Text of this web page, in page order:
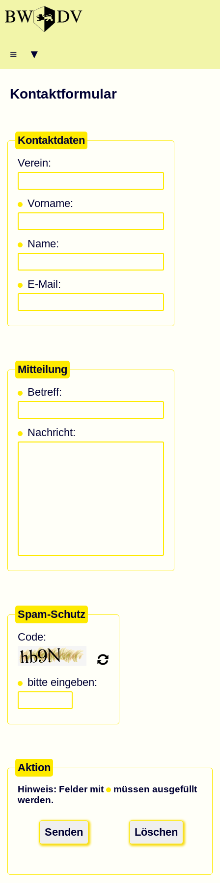
≡ ▾
Kontaktformular
Kontaktdaten
Verein:
Vorname:
Name:
E-Mail:
Mitteilung
Betreff:
Nachricht:
Spam-Schutz
Code:
bitte eingeben:
Aktion
Hinweis: Felder mit
müssen ausgefüllt
werden.
Senden Löschen